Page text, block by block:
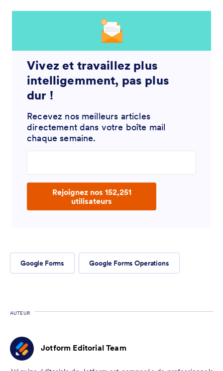
Vivez et travaillez plus
intelligemment, pas plus
dur !
Recevez nos meilleurs articles
directement dans votre boîte mail
chaque semaine.
Rejoignez nos 152,251
utilisateurs
Google Forms Google Forms Operations
AUTEUR
Jotform Editorial Team